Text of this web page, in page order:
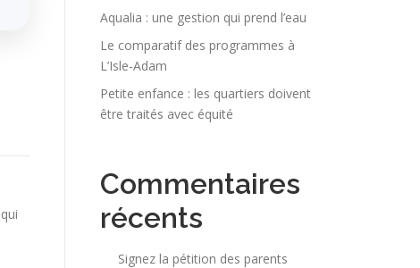
Aqualia : une gestion qui prend l’eau
Le comparatif des programmes à
L’Isle-Adam
Petite enfance : les quartiers doivent
être traités avec équité
Commentaires
récents
Signez la pétition des parents